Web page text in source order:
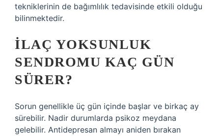
tekniklerinin de bağımlılık tedavisinde etkili olduğu
bilinmektedir.
İLAÇ YOKSUNLUK
SENDROMU KAÇ GÜN
SÜRER?
Sorun genellikle üç gün içinde başlar ve birkaç ay
sürebilir. Nadir durumlarda psikoz meydana
gelebilir. Antidepresan almayı aniden bırakan